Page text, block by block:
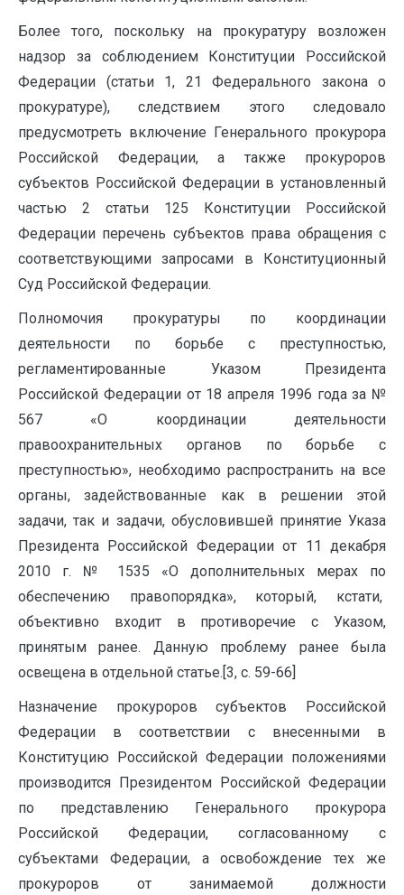
Более того, поскольку на прокуратуру возложен
надзор за соблюдением Конституции Российской
Федерации (статьи 1, 21 Федерального закона о
прокуратуре), следствием этого следовало
предусмотреть включение Генерального прокурора
Российской Федерации, а также прокуроров
субъектов Российской Федерации в установленный
частью 2 статьи 125 Конституции Российской
Федерации перечень субъектов права обращения с
соответствующими запросами в Конституционный
Суд Российской Федерации.
Полномочия прокуратуры по координации
деятельности по борьбе с преступностью,
регламентированные Указом Президента
Российской Федерации от 18 апреля 1996 года за №
567 «О координации деятельности
правоохранительных органов по борьбе с
преступностью», необходимо распространить на все
органы, задействованные как в решении этой
задачи, так и задачи, обусловившей принятие Указа
Президента Российской Федерации от 11 декабря
2010 г. № 1535 «О дополнительных мерах по
обеспечению правопорядка», который, кстати,
объективно входит в противоречие с Указом,
принятым ранее. Данную проблему ранее была
освещена в отдельной статье.[3, с. 59-66]
Назначение прокуроров субъектов Российской
Федерации в соответствии с внесенными в
Конституцию Российской Федерации положениями
производится Президентом Российской Федерации
по представлению Генерального прокурора
Российской Федерации, согласованному с
субъектами Федерации, а освобождение тех же
прокуроров от занимаемой должности